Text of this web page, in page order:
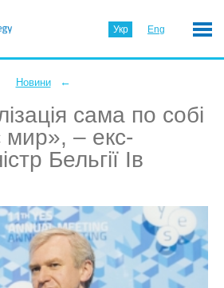
Укр Eng
Новини ←
сама по собі
мир», – екс-
Бельгії Ів